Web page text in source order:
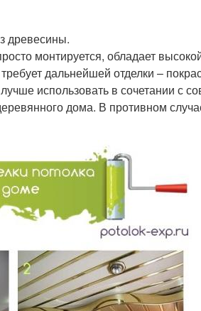
древесины.
монтируется, обладает
дальнейшей отделки –
использовать в сочетании с
дома. В противном